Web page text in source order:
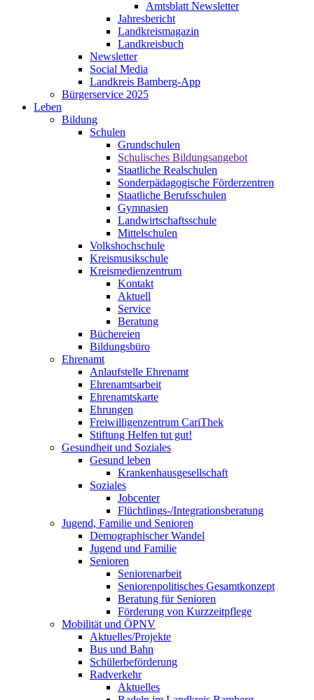
Amtsblatt Newsletter
Jahresbericht
Landkreismagazin
Landkreisbuch
Newsletter
Social Media
Landkreis Bamberg-App
Bürgerservice 2025
Leben
Bildung
Schulen
Grundschulen
Schulisches Bildungsangebot
Staatliche Realschulen
Sonderpädagogische Förderzentren
Staatliche Berufsschulen
Gymnasien
Landwirtschaftsschule
Mittelschulen
Volkshochschule
Kreismusikschule
Kreismedienzentrum
Kontakt
Aktuell
Service
Beratung
Büchereien
Bildungsbüro
Ehrenamt
Anlaufstelle Ehrenamt
Ehrenamtsarbeit
Ehrenamtskarte
Ehrungen
Freiwilligenzentrum CariThek
Stiftung Helfen tut gut!
Gesundheit und Soziales
Gesund leben
Krankenhausgesellschaft
Soziales
Jobcenter
Flüchtlings-/Integrationsberatung
Jugend, Familie und Senioren
Demographischer Wandel
Jugend und Familie
Senioren
Seniorenarbeit
Seniorenpolitisches Gesamtkonzept
Beratung für Senioren
Förderung von Kurzzeitpflege
Mobilität und ÖPNV
Aktuelles/Projekte
Bus und Bahn
Schülerbeförderung
Radverkehr
Aktuelles